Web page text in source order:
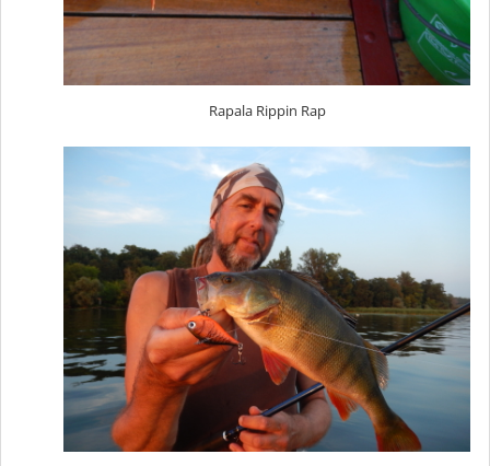
Rapala Rippin Rap